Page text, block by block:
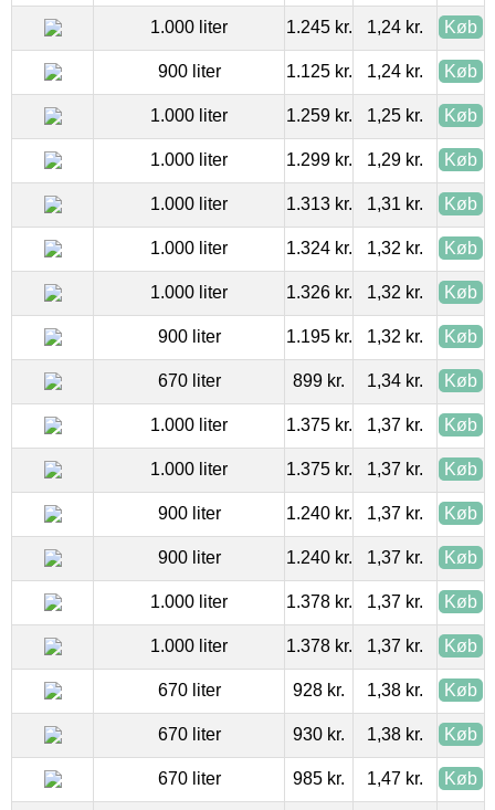
1.000 liter 1.245 kr. 1,24 kr. Køb
900 liter 1.125 kr. 1,24 kr. Køb
1.000 liter 1.259 kr. 1,25 kr. Køb
1.000 liter 1.299 kr. 1,29 kr. Køb
1.000 liter 1.313 kr. 1,31 kr. Køb
1.000 liter 1.324 kr. 1,32 kr. Køb
1.000 liter 1.326 kr. 1,32 kr. Køb
900 liter 1.195 kr. 1,32 kr. Køb
670 liter 899 kr. 1,34 kr. Køb
1.000 liter 1.375 kr. 1,37 kr. Køb
1.000 liter 1.375 kr. 1,37 kr. Køb
900 liter 1.240 kr. 1,37 kr. Køb
900 liter 1.240 kr. 1,37 kr. Køb
1.000 liter 1.378 kr. 1,37 kr. Køb
1.000 liter 1.378 kr. 1,37 kr. Køb
670 liter 928 kr. 1,38 kr. Køb
670 liter 930 kr. 1,38 kr. Køb
670 liter 985 kr. 1,47 kr. Køb